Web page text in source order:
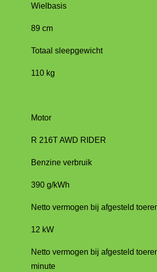
Wielbasis
89 cm
Totaal sleepgewicht
110 kg
Motor
R 216T AWD RIDER
Benzine verbruik
390 g/kWh
Netto vermogen bij afgesteld
12 kW
Netto vermogen bij afgesteld
minute